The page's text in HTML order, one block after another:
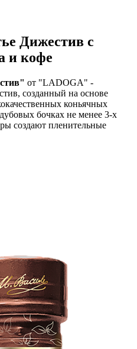
Дижестив с
и кофе
от "LADOGA" -
созданный на основе
коньячных
бочках не менее 3-х
создают пленительные